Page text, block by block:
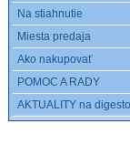
Na stiahnutie
Miesta predaja
Ako nakupovať
POMOC A RADY
AKTUALITY na